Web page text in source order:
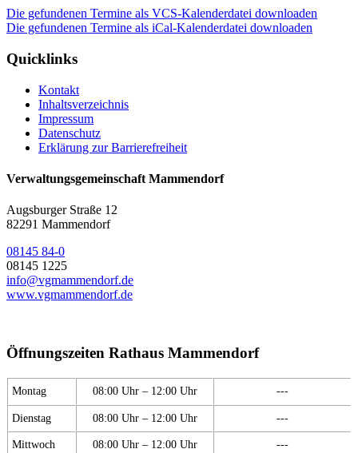
Die gefundenen Termine als VCS-Kalenderdatei downloaden
Die gefundenen Termine als iCal-Kalenderdatei downloaden
Quicklinks
Kontakt
Inhaltsverzeichnis
Impressum
Datenschutz
Erklärung zur Barrierefreiheit
Verwaltungsgemeinschaft Mammendorf
Augsburger Straße 12
82291 Mammendorf
08145 84-0
08145 1225
info@vgmammendorf.de
www.vgmammendorf.de
Öffnungszeiten Rathaus Mammendorf
Montag 08:00 Uhr – 12:00 Uhr ---
Dienstag 08:00 Uhr – 12:00 Uhr ---
Mittwoch 08:00 Uhr – 12:00 Uhr ---